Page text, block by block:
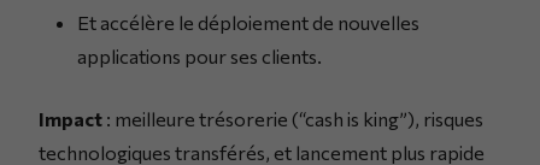
Et accélère le déploiement de nouvelles
applications pour ses clients.
Impact : meilleure trésorerie (“cash is king”), risques
technologiques transférés, et lancement plus rapide